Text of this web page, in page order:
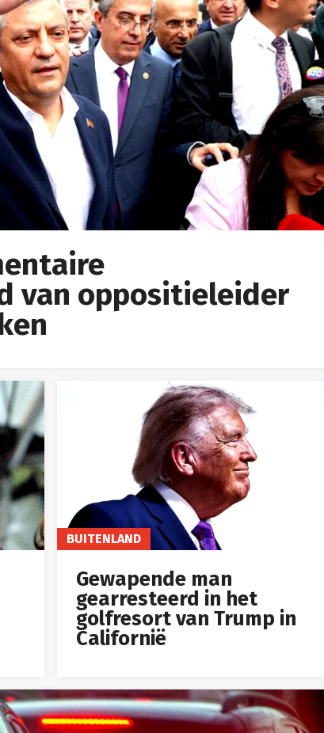
van oppositieleider
BUITENLAND
Gewapende man
gearresteerd in het
golfresort van Trump in
Californië